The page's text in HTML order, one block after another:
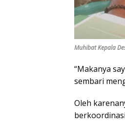
Muhibat Kepala
“Makanya
sembari
Oleh